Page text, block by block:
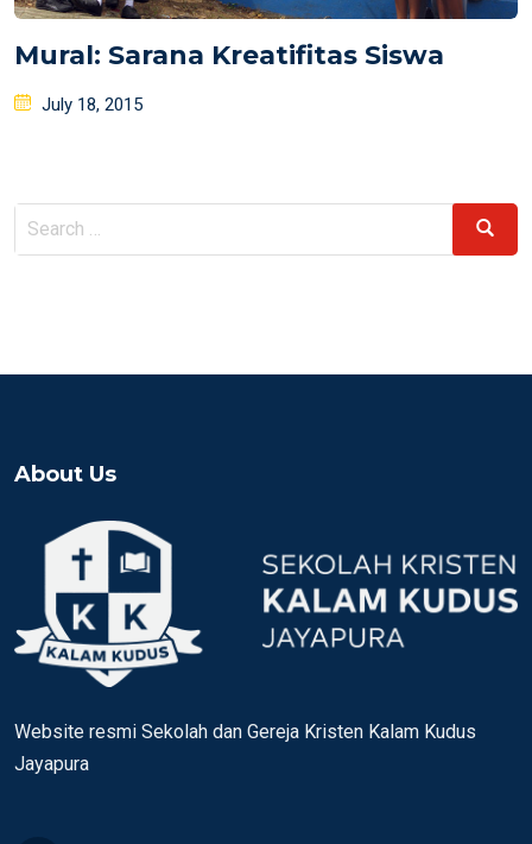
Mural: Sarana Kreatifitas Siswa
Posted
July 18, 2015
Search
Search
About Us
Website resmi Sekolah dan Gereja Kristen Kalam Kudus
Jayapura